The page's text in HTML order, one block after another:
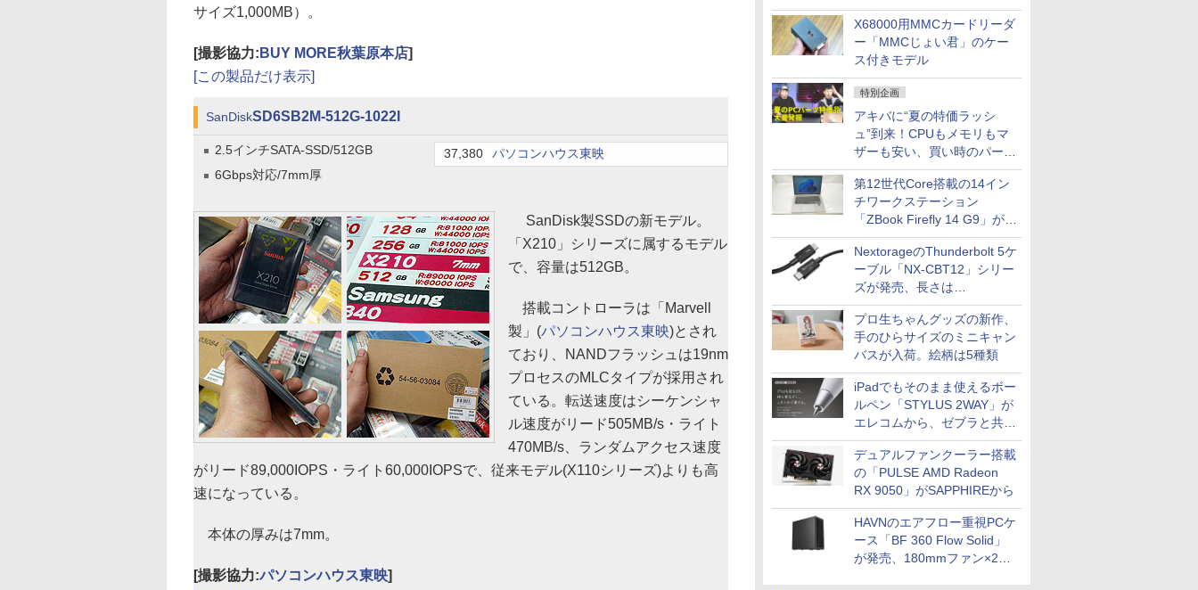
中古PCセール
X68000用MMCカードリーダ
ー「MMCじょい君」のケー
ス付きモデル
特別企画
アキバに“夏の特価ラッシ
ュ”到来！CPUもメモリもマ
ザーも安い、買い時のパーツ
は？【8月7日(金)22時配信】
第12世代Core搭載の14イン
チワークステーション
「ZBook Firefly 14 G9」が
79,800円！秋葉原で中古PC
セール
NextorageのThunderbolt 5ケ
ーブル「NX-CBT12」シリー
ズが発売、長さは
30cm/50cm/1mの3種類
プロ生ちゃんグッズの新作、
手のひらサイズのミニキャン
バスが入荷。絵柄は5種類
iPadでもそのまま使えるボー
ルペン「STYLUS 2WAY」が
エレコムから、ゼブラと共同
開発
デュアルファンクーラー搭載
の「PULSE AMD Radeon
RX 9050」がSAPPHIREから
HAVNのエアフロー重視PCケ
ース「BF 360 Flow Solid」
が発売、180mmファン×2搭
サイズ1,000MB）。
[撮影協力: BUY MORE秋葉原本店]
[この製品だけ表示]
SanDiskSD6SB2M-512G-1022I
2.5インチSATA-SSD/512GB
6Gbps対応/7mm厚
37,380 パソコンハウス東映
SanDisk製SSDの新モデル。
「X210」シリーズに属するモデル
で、容量は512GB。
搭載コントローラは「Marvell
製」(パソコンハウス東映)とされ
ており、NANDフラッシュは19nm
プロセスのMLCタイプが採用され
ている。転送速度はシーケンシャ
ル速度がリード505MB/s・ライト
470MB/s、ランダムアクセス速度
がリード89,000IOPS・ライト60,000IOPSで、従来モデル(X110シリーズ)よりも高
速になっている。
本体の厚みは7mm。
[撮影協力:パソコンハウス東映]